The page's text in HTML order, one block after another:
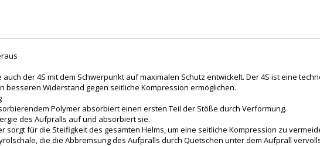
auch der 4S mit dem Schwerpunkt auf maximalen Schutz entwickelt. Der 4S ist eine
besseren Widerstand gegen seitliche Kompression ermöglichen.
Polymer absorbiert einen ersten Teil der Stöße durch Verformung.
des Aufpralls auf und absorbiert sie.
sorgt für die Steifigkeit des gesamten Helms, um eine seitliche Kompression zu
die die Abbremsung des Aufpralls durch Quetschen unter dem Aufprall